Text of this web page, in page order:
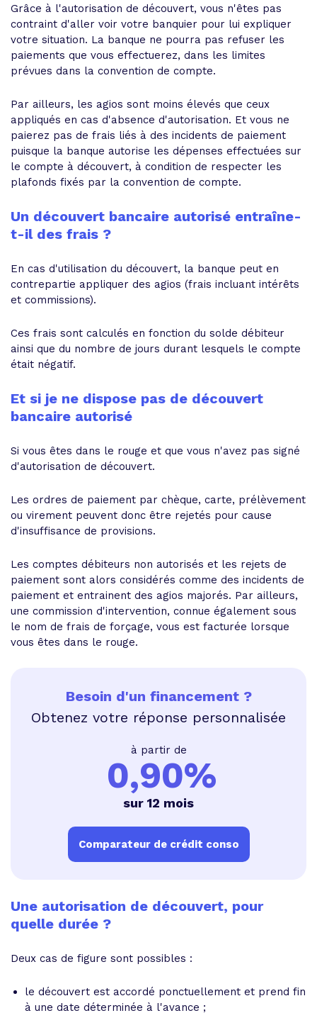
Grâce à l'autorisation de découvert, vous n'êtes pas
contraint d'aller voir votre banquier pour lui expliquer
votre situation. La banque ne pourra pas refuser les
paiements que vous effectuerez, dans les limites
prévues dans la convention de compte.
Par ailleurs, les agios sont moins élevés que ceux
appliqués en cas d'absence d'autorisation. Et vous ne
paierez pas de frais liés à des incidents de paiement
puisque la banque autorise les dépenses effectuées sur
le compte à découvert, à condition de respecter les
plafonds fixés par la convention de compte.
Un découvert bancaire autorisé entraîne-
t-il des frais ?
En cas d'utilisation du découvert, la banque peut en
contrepartie appliquer des agios (frais incluant intérêts
et commissions).
Ces frais sont calculés en fonction du solde débiteur
ainsi que du nombre de jours durant lesquels le compte
était négatif.
Et si je ne dispose pas de découvert
bancaire autorisé
Si vous êtes dans le rouge et que vous n'avez pas signé
d'autorisation de découvert.
Les ordres de paiement par chèque, carte, prélèvement
ou virement peuvent donc être rejetés pour cause
d'insuffisance de provisions.
Les comptes débiteurs non autorisés et les rejets de
paiement sont alors considérés comme des incidents de
paiement et entrainent des agios majorés. Par ailleurs,
une commission d'intervention, connue également sous
le nom de frais de forçage, vous est facturée lorsque
vous êtes dans le rouge.
Besoin d'un financement ?
Obtenez votre réponse personnalisée
à partir de
0,90%
sur 12 mois
Comparateur de crédit conso
Une autorisation de découvert, pour
quelle durée ?
Deux cas de figure sont possibles :
le découvert est accordé ponctuellement et prend fin
à une date déterminée à l'avance ;